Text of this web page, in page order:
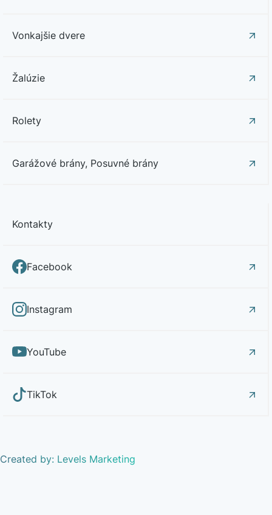
Vonkajšie dvere
Žalúzie
Rolety
Garážové brány, Posuvné brány
Kontakty
Facebook
Instagram
YouTube
TikTok
Created by: Levels Marketing